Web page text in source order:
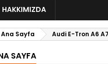
HAKKIMIZDA
Ana Sayfa Audi E-Tron A6
SAYFA